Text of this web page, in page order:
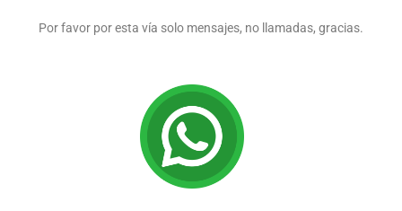
Por favor por esta vía solo mensajes, no llamadas, gracias.